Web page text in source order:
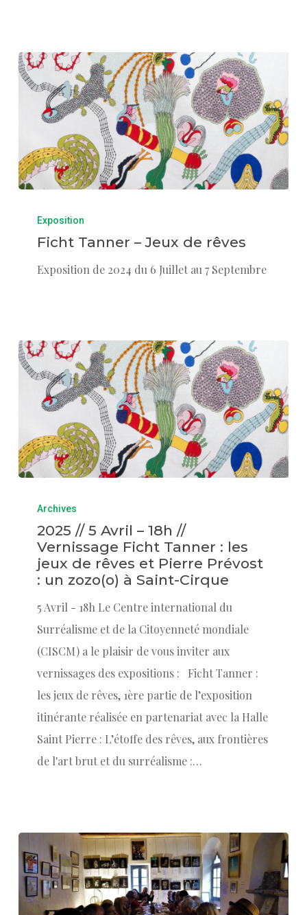
Exposition
Ficht Tanner – Jeux de rêves
Exposition de 2024 du 6 Juillet au 7 Septembre
Archives
2025 // 5 Avril – 18h //
Vernissage Ficht Tanner : les
jeux de rêves et Pierre Prévost
: un zozo(o) à Saint-Cirque
5 Avril - 18h Le Centre international du
Surréalisme et de la Citoyenneté mondiale
(CISCM) a le plaisir de vous inviter aux
vernissages des expositions : Ficht Tanner :
les jeux de rêves, 1ère partie de l’exposition
itinérante réalisée en partenariat avec la Halle
Saint Pierre : L’étoffe des rêves, aux frontières
de l'art brut et du surréalisme :…